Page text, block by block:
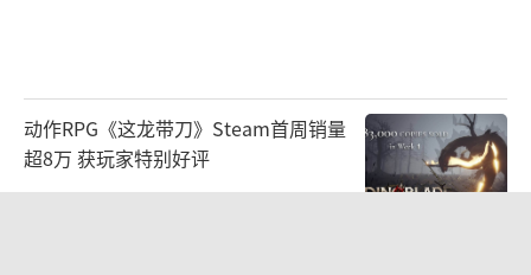
动作RPG《这龙带刀》Steam首周销量
超8万 获玩家特别好评
2026-08-03 09:50:25